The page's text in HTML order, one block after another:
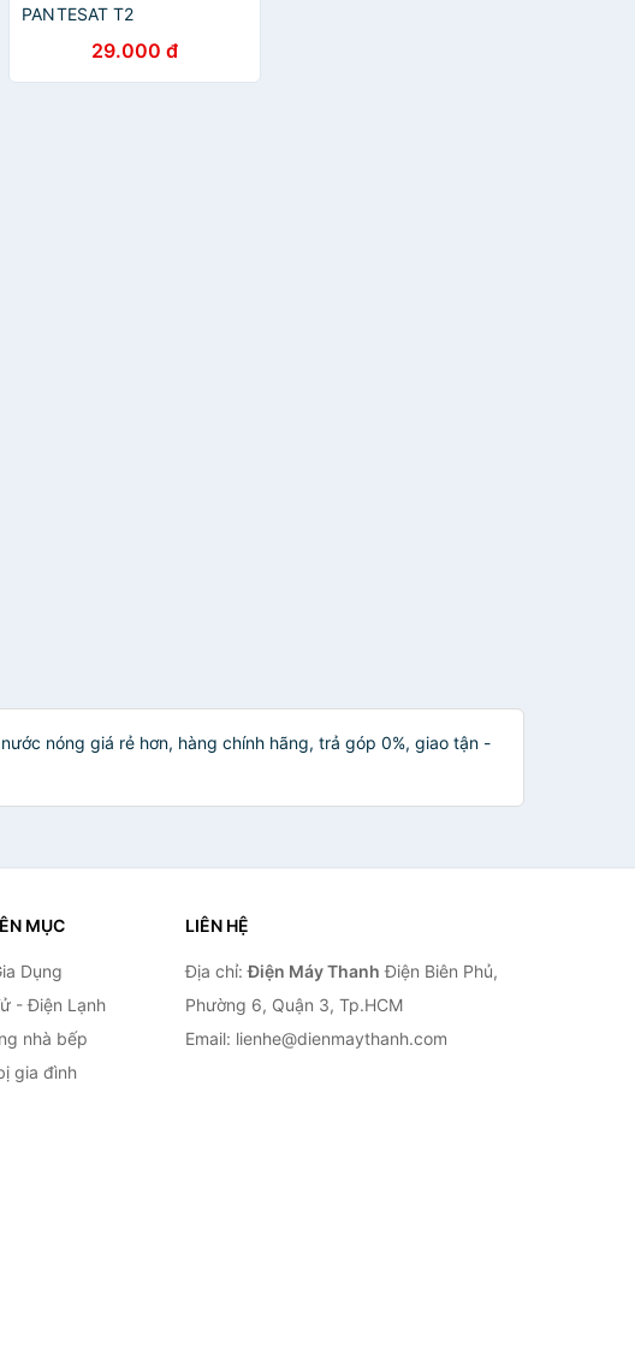
PANTESAT T2
29.000 đ
nóng giá rẻ hơn, hàng chính hãng, trả góp 0%, giao tận -
MỤC
Dụng
- Điện Lạnh
nhà bếp
gia đình
LIÊN HỆ
Địa chỉ:Điện Máy Thanh Điện Biên Phủ,
Phường 6, Quận 3, Tp.HCM
Email: lienhe@dienmaythanh.com